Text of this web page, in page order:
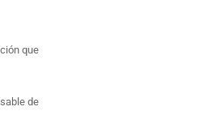
que
de